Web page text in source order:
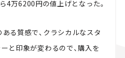
4万6200円の値上げとなった。
る質感で、クラシカルなスタ
と印象が変わるので、購入を